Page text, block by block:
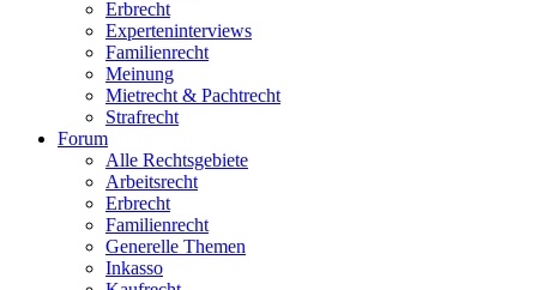
Erbrecht
Experteninterviews
Familienrecht
Meinung
Mietrecht & Pachtrecht
Strafrecht
Forum
Alle Rechtsgebiete
Arbeitsrecht
Erbrecht
Familienrecht
Generelle Themen
Inkasso